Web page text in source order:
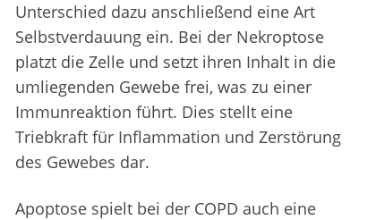
Unterschied dazu anschließend eine Art
Selbstverdauung ein. Bei der Nekroptose
platzt die Zelle und setzt ihren Inhalt in die
umliegenden Gewebe frei, was zu einer
Immunreaktion führt. Dies stellt eine
Triebkraft für Inflammation und Zerstörung
des Gewebes dar.
Apoptose spielt bei der COPD auch eine